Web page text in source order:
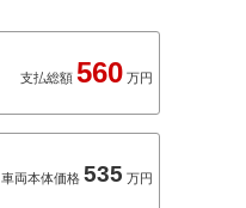
支払総額 560 万円
車両本体価格 535 万円